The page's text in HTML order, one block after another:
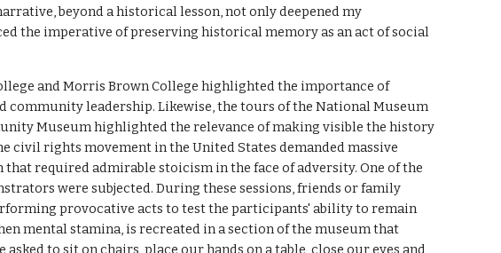
beyond a historical lesson, not only deepened my
the imperative of preserving historical memory as an act of social
and Morris Brown College highlighted the importance of
community leadership. Likewise, the tours of the National Museum
Museum highlighted the relevance of making visible the history
civil rights movement in the United States demanded massive
required admirable stoicism in the face of adversity. One of the
were subjected. During these sessions, friends or family
provocative acts to test the participants' ability to remain
mental stamina, is recreated in a section of the museum that
to sit on chairs, place our hands on a table, close our eyes and